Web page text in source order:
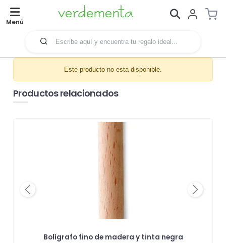
Menú
Este producto no esta disponible.
Productos relacionados
Bolígrafo fino de madera y tinta negra
Previous Next